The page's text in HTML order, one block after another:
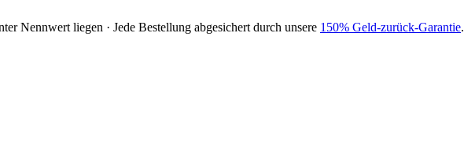
Nennwert liegen · Jede Bestellung abgesichert durch unsere 150% Geld-zurück-Garantie.